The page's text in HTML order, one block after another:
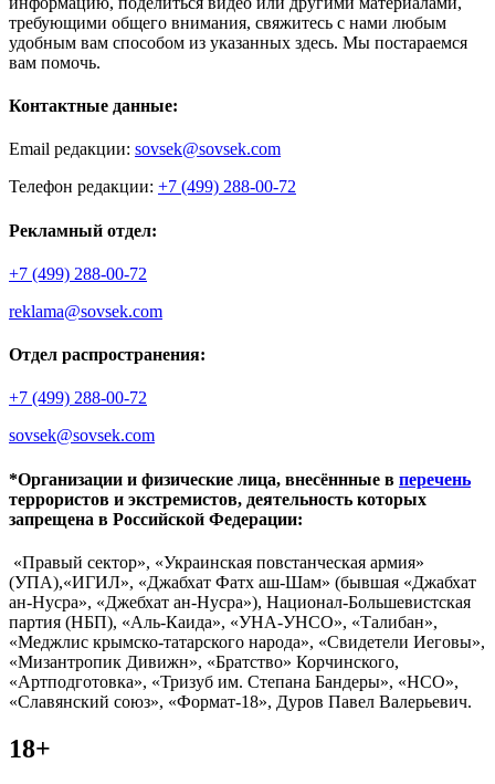
требующими общего внимания, свяжитесь с нами любым
удобным вам способом из указанных здесь. Мы постараемся
вам помочь.
Контактные данные:
Email редакции: sovsek@sovsek.com
Телефон редакции: +7 (499) 288-00-72
Рекламный отдел:
+7 (499) 288-00-72
reklama@sovsek.com
Отдел распространения:
+7 (499) 288-00-72
sovsek@sovsek.com
*Организации и физические лица, внесённные в перечень
террористов и экстремистов, деятельность которых
запрещена в Российской Федерации:
«Правый сектор», «Украинская повстанческая армия»
(УПА),«ИГИЛ», «Джабхат Фатх аш-Шам» (бывшая «Джабхат
ан-Нусра», «Джебхат ан-Нусра»), Национал-Большевистская
партия (НБП), «Аль-Каида», «УНА-УНСО», «Талибан»,
«Меджлис крымско-татарского народа», «Свидетели Иеговы»,
«Мизантропик Дивижн», «Братство» Корчинского,
«Артподготовка», «Тризуб им. Степана Бандеры», «НСО»,
«Славянский союз», «Формат-18», Дуров Павел Валерьевич.
18+